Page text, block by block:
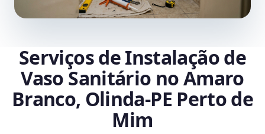
Serviços de Instalação de
Vaso Sanitário no Amaro
Branco, Olinda‑PE Perto de
Mim